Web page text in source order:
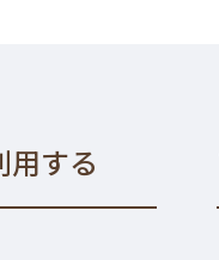
用する